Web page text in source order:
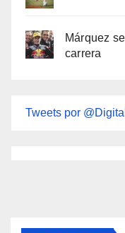
Márquez
carrera
Tweets por